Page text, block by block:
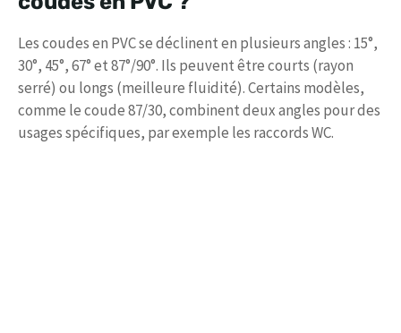
Les coudes en PVC se déclinent en plusieurs angles : 15°,
30°, 45°, 67° et 87°/90°. Ils peuvent être courts (rayon
serré) ou longs (meilleure fluidité). Certains modèles,
comme le coude 87/30, combinent deux angles pour des
usages spécifiques, par exemple les raccords WC.